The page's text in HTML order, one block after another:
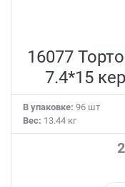
16077
7.4*15
В упаковке: 96 шт
Вес: 13.44 кг